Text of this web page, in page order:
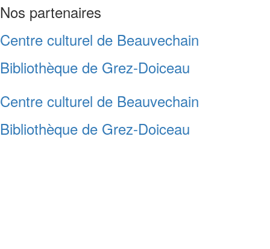
Nos partenaires
Centre culturel de Beauvechain
Bibliothèque de Grez-Doiceau
Centre culturel de Beauvechain
Bibliothèque de Grez-Doiceau